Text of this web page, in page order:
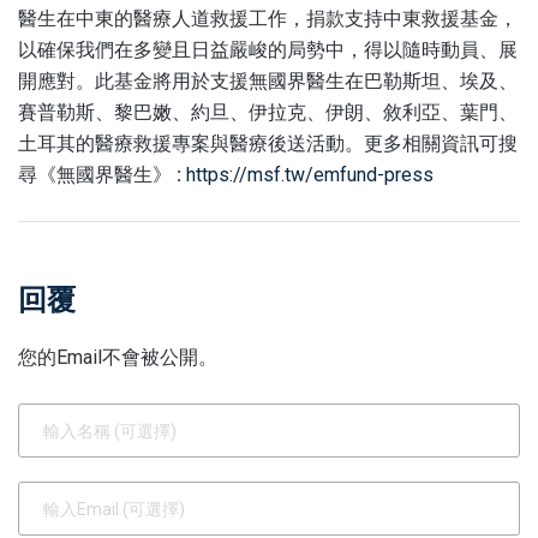
醫生在中東的醫療人道救援工作，捐款支持中東救援基金，
以確保我們在多變且日益嚴峻的局勢中，得以隨時動員、展
開應對。此基金將用於支援無國界醫生在巴勒斯坦、埃及、
賽普勒斯、黎巴嫩、約旦、伊拉克、伊朗、敘利亞、葉門、
土耳其的醫療救援專案與醫療後送活動。更多相關資訊可搜
尋《無國界醫生》
: https://msf.tw/emfund-press
回覆
您的Email不會被公開。